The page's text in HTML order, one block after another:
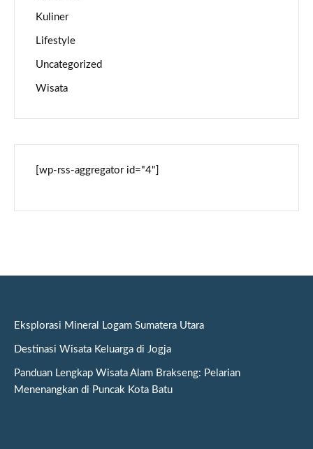
Kuliner
Lifestyle
Uncategorized
Wisata
[wp-rss-aggregator id="4"]
Eksplorasi Mineral Logam Sumatera Utara
Destinasi Wisata Keluarga di Jogja
Panduan Lengkap Wisata Alam Brakseng: Pelarian
Menenangkan di Puncak Kota Batu